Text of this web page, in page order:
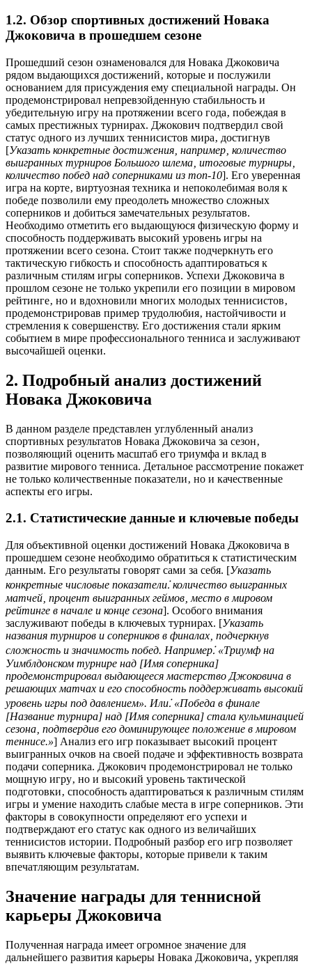
1.2. Обзор спортивных достижений Новака
Джоковича в прошедшем сезоне
Прошедший сезон ознаменовался для Новака Джоковича
рядом выдающихся достижений‚ которые и послужили
основанием для присуждения ему специальной награды. Он
продемонстрировал непревзойденную стабильность и
убедительную игру на протяжении всего года‚ побеждая в
самых престижных турнирах. Джокович подтвердил свой
статус одного из лучших теннисистов мира‚ достигнув
[Указать конкретные достижения‚ например‚ количество
выигранных турниров Большого шлема‚ итоговые турниры‚
количество побед над соперниками из топ-10]. Его уверенная
игра на корте‚ виртуозная техника и непоколебимая воля к
победе позволили ему преодолеть множество сложных
соперников и добиться замечательных результатов.
Необходимо отметить его выдающуюся физическую форму и
способность поддерживать высокий уровень игры на
протяжении всего сезона. Стоит также подчеркнуть его
тактическую гибкость и способность адаптироваться к
различным стилям игры соперников. Успехи Джоковича в
прошлом сезоне не только укрепили его позиции в мировом
рейтинге‚ но и вдохновили многих молодых теннисистов‚
продемонстрировав пример трудолюбия‚ настойчивости и
стремления к совершенству. Его достижения стали ярким
событием в мире профессионального тенниса и заслуживают
высочайшей оценки.
2. Подробный анализ достижений
Новака Джоковича
В данном разделе представлен углубленный анализ
спортивных результатов Новака Джоковича за сезон‚
позволяющий оценить масштаб его триумфа и вклад в
развитие мирового тенниса. Детальное рассмотрение покажет
не только количественные показатели‚ но и качественные
аспекты его игры.
2.1. Статистические данные и ключевые победы
Для объективной оценки достижений Новака Джоковича в
прошедшем сезоне необходимо обратиться к статистическим
данным. Его результаты говорят сами за себя. [Указать
конкретные числовые показатели⁚ количество выигранных
матчей‚ процент выигранных геймов‚ место в мировом
рейтинге в начале и конце сезона]. Особого внимания
заслуживают победы в ключевых турнирах. [Указать
названия турниров и соперников в финалах‚ подчеркнув
сложность и значимость побед. Например⁚ «Триумф на
Уимблдонском турнире над [Имя соперника]
продемонстрировал выдающееся мастерство Джоковича в
решающих матчах и его способность поддерживать высокий
уровень игры под давлением». Или⁚ «Победа в финале
[Название турнира] над [Имя соперника] стала кульминацией
сезона‚ подтвердив его доминирующее положение в мировом
теннисе.»] Анализ его игр показывает высокий процент
выигранных очков на своей подаче и эффективность возврата
подачи соперника. Джокович продемонстрировал не только
мощную игру‚ но и высокий уровень тактической
подготовки‚ способность адаптироваться к различным стилям
игры и умение находить слабые места в игре соперников. Эти
факторы в совокупности определяют его успехи и
подтверждают его статус как одного из величайших
теннисистов истории. Подробный разбор его игр позволяет
выявить ключевые факторы‚ которые привели к таким
впечатляющим результатам.
Значение награды для теннисной
карьеры Джоковича
Полученная награда имеет огромное значение для
дальнейшего развития карьеры Новака Джоковича‚ укрепляя